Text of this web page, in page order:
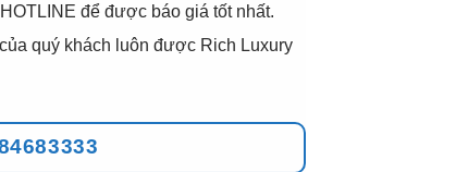
để được báo giá tốt nhất.
quý khách luôn được Rich Luxury